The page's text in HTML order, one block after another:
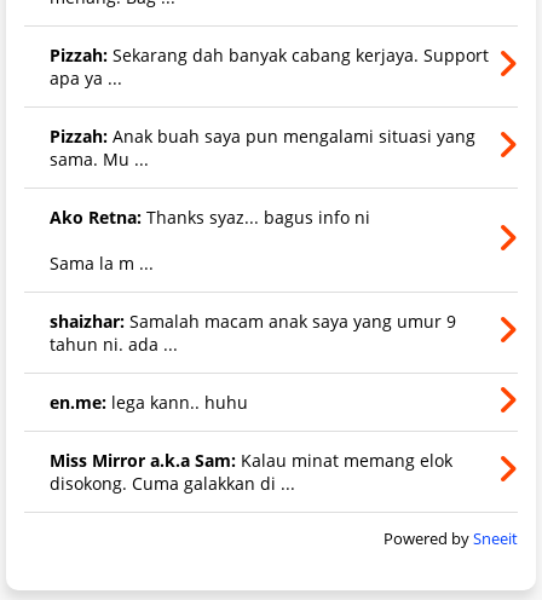
Pizzah: Sekarang dah banyak cabang kerjaya. Support
apa ya ...
Pizzah: Anak buah saya pun mengalami situasi yang
sama. Mu ...
Ako Retna: Thanks syaz... bagus info ni
Sama la m ...
shaizhar: Samalah macam anak saya yang umur 9
tahun ni. ada ...
en.me: lega kann.. huhu
Miss Mirror a.k.a Sam: Kalau minat memang elok
disokong. Cuma galakkan di ...
Powered bySneeit